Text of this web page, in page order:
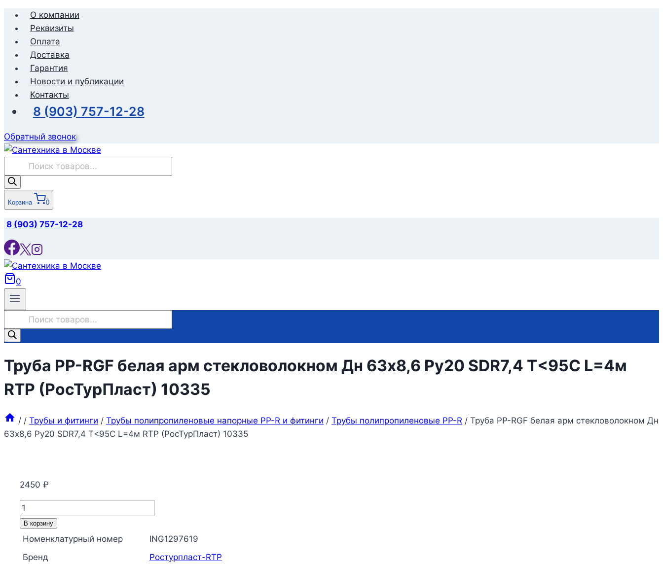
Перейти
содержимому
О компании
Реквизиты
Оплата
Доставка
Гарантия
Новости и публикации
Контакты
8 (903) 757-12-28
Обратный звонок
товаров
Корзина 0
8 (903) 757-12-28
0
товаров
Труба PP-RGF белая арм стекловолокном Дн 63х8,6 Ру20 SDR7,4 Т<95С L=4м
RTP (РосТурПласт) 10335
/ / Трубы и фитинги / Трубы полипропиленовые напорные PP-R и фитинги / Трубы полипропиленовые PP-R / Труба PP-RGF белая арм стекловолокном Дн
63х8,6 Ру20 SDR7,4 Т<95С L=4м RTP (РосТурПласт) 10335
2450 ₽
Количество
товара
RGF
В корзину
Номенклатурный номер
ING1297619
Бренд
Ростурпласт-RTP